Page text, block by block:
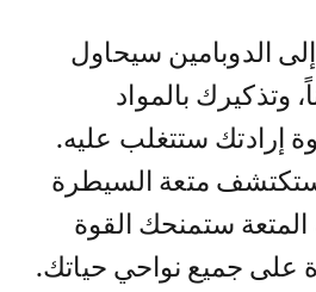
الدوبامين سيحاول
وتذكيرك بالمواد
إرادتك ستتغلب عليه.
متعة السيطرة
ستمنحك القوة
على جميع نواحي حياتك.